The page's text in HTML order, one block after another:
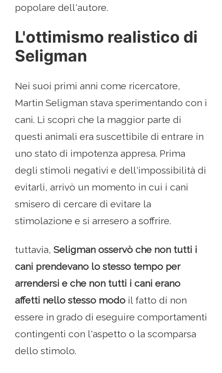
popolare dell'autore.
L'ottimismo realistico di
Seligman
Nei suoi primi anni come ricercatore,
Martin Seligman stava sperimentando con i
cani. Lì scoprì che la maggior parte di
questi animali era suscettibile di entrare in
uno stato di impotenza appresa. Prima
degli stimoli negativi e dell'impossibilità di
evitarli, arrivò un momento in cui i cani
smisero di cercare di evitare la
stimolazione e si arresero a soffrire.
tuttavia, Seligman osservò che non tutti i
cani prendevano lo stesso tempo per
arrendersi e che non tutti i cani erano
affetti nello stesso modo il fatto di non
essere in grado di eseguire comportamenti
contingenti con l'aspetto o la scomparsa
dello stimolo.